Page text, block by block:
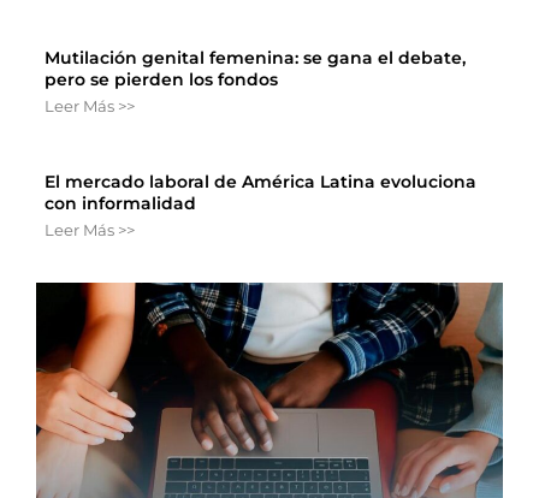
Mutilación genital femenina: se gana el debate,
pero se pierden los fondos
Leer Más >>
El mercado laboral de América Latina evoluciona
con informalidad
Leer Más >>